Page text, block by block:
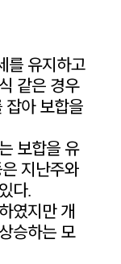
를 유지하고
같은 경우
잡아 보합을
는 보합을 유
지난주와
다.
였지만 개
승하는 모